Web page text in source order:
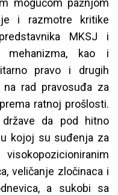
mogućom pažnjom
i razmotre kritike
MKSJ i
mehanizma, kao i
pravo i drugih
rad pravosuđa za
ratnoj prošlosti.
da pod hitno
kojoj su suđenja za
veličanje zločinaca i
a sukobi sa